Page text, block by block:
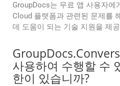
GroupDocs는 무료 앱 사용자에
Cloud 플랫폼과 관련된 문제를
데 도움이 되는 기술 지원을 제
사용하여 수행할 수
한이 있습니까?